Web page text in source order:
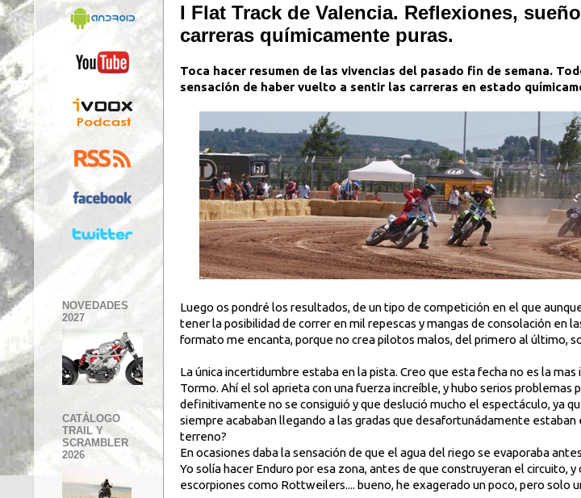
I Flat Track de Valencia. Reflexiones,
carreras químicamente puras.
Toca hacer resumen de las vivencias del pasado fin de semana.
sensación de haber vuelto a sentir las carreras en estado
Luego os pondré los resultados, de un tipo de competición en el que
tener la posibilidad de correr en mil repescas y mangas de consolación en
formato me encanta, porque no crea pilotos malos, del primero al último,
La única incertidumbre estaba en la pista. Creo que esta fecha no es la
Tormo. Ahí el sol aprieta con una fuerza increíble, y hubo serios problemas
definitivamente no se consiguió y que deslució mucho el espectáculo, ya
siempre acababan llegando a las gradas que desafortunádamente
terreno?
En ocasiones daba la sensación de que el agua del riego se evaporaba
Yo solía hacer Enduro por esa zona, antes de que construyeran el circuito,
escorpiones como Rottweilers.... bueno, he exagerado un poco, pero solo
NOVEDADES
2027
CATÁLOGO
TRAIL Y
SCRAMBLER
2026